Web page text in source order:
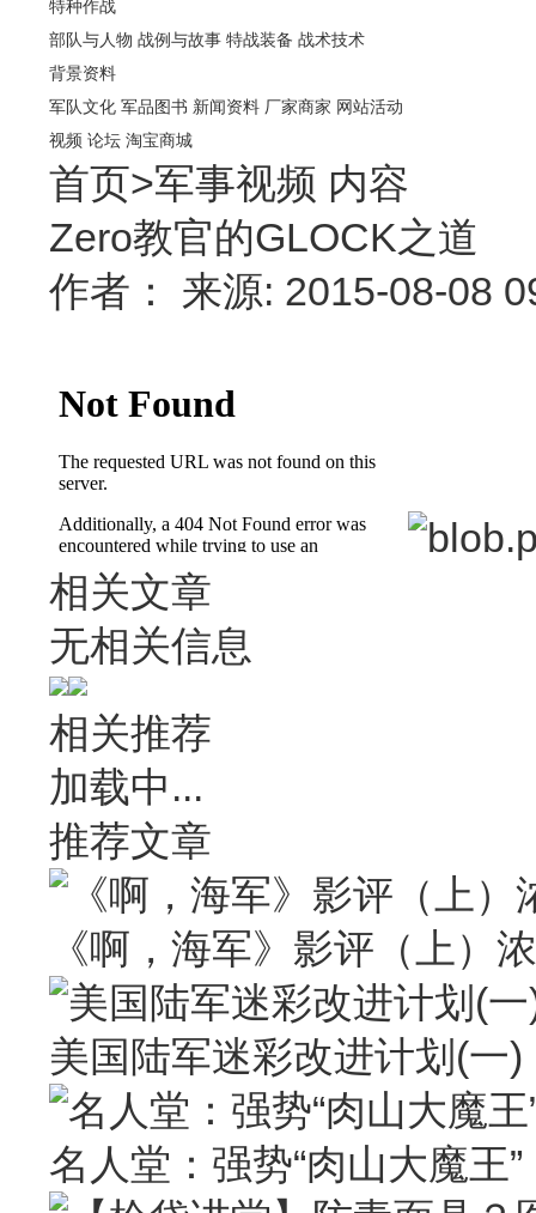
特种作战
部队与人物 战例与故事 特战装备 战术技术
背景资料
军队文化 军品图书 新闻资料 厂家商家 网站活动
视频 论坛 淘宝商城
首页>军事视频 内容
Zero教官的GLOCK之道
作者： 来源: 2015-08-08
相关文章
无相关信息
相关推荐
加载中...
推荐文章
《啊，海军》影评（上）
美国陆军迷彩改进计划(一)
名人堂：强势“肉山大魔王